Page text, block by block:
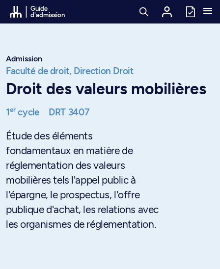
Passer au contenu
Guide
d'admission
Admission
Faculté de droit, Direction Droit
Droit des valeurs mobilières
1ercycle DRT 3407
Étude des éléments
fondamentaux en matière de
réglementation des valeurs
mobilières tels l'appel public à
l'épargne, le prospectus, l'offre
publique d'achat, les relations avec
les organismes de réglementation.